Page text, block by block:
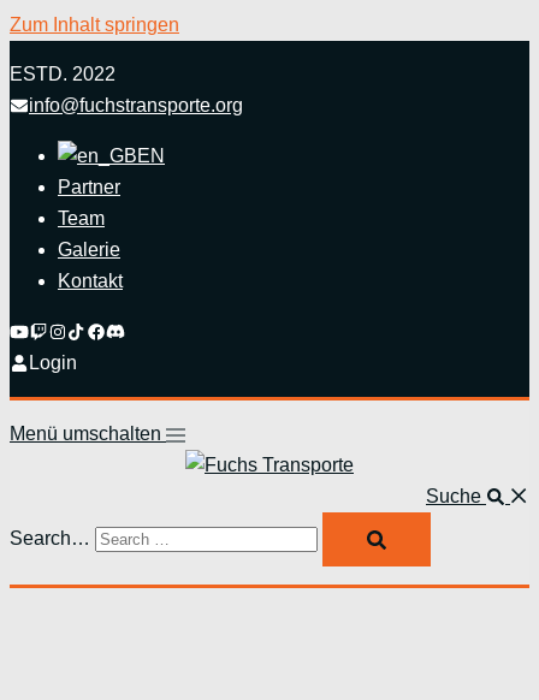
Zum Inhalt springen
ESTD. 2022
info@fuchstransporte.org
EN
Partner
Team
Galerie
Kontakt
Login
Menü umschalten
Suche
Search…